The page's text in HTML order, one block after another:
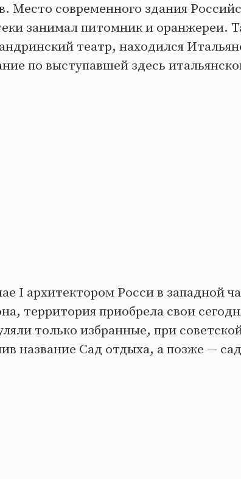
Место современного здания
занимал питомник и оранжереи.
театр, находился
по выступавшей здесь
I архитектором Росси в западной
территория приобрела свои
только избранные, при
название Сад отдыха, а позже —